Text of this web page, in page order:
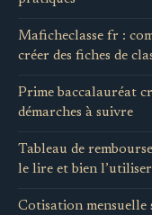
Maficheclasse fr :
créer des fiches de
Prime baccalauréat
démarches à suivre
Tableau de
le lire et bien l’utiliser
Cotisation mensuelle